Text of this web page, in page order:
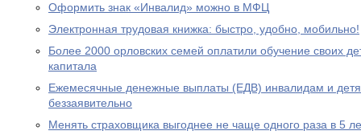
Оформить знак «Инвалид» можно в МФЦ
Электронная трудовая книжка: быстро, удобно, мобильно!
Более 2000 орловских семей оплатили обучение своих
капитала
Ежемесячные денежные выплаты (ЕДВ) инвалидам и
беззаявительно
Менять страховщика выгоднее не чаще одного раза в 5